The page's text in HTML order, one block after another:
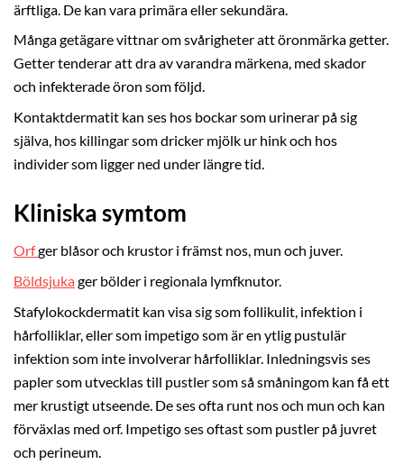
ärftliga. De kan vara primära eller sekundära.
Många getägare vittnar om svårigheter att öronmärka getter.
Getter tenderar att dra av varandra märkena, med skador
och infekterade öron som följd.
Kontaktdermatit kan ses hos bockar som urinerar på sig
själva, hos killingar som dricker mjölk ur hink och hos
individer som ligger ned under längre tid.
Kliniska symtom
Orfger blåsor och krustor i främst nos, mun och juver.
Böldsjukager bölder i regionala lymfknutor.
Stafylokockdermatit kan visa sig som follikulit, infektion i
hårfolliklar, eller som impetigo som är en ytlig pustulär
infektion som inte involverar hårfolliklar. Inledningsvis ses
papler som utvecklas till pustler som så småningom kan få ett
mer krustigt utseende. De ses ofta runt nos och mun och kan
förväxlas med orf. Impetigo ses oftast som pustler på juvret
och perineum.